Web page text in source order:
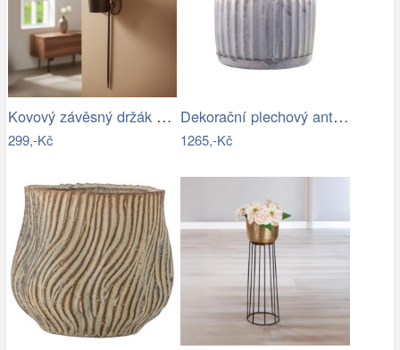
Kovový závěsný držák na květináč
299,-Kč
Dekorační plechový antik obal na…
1265,-Kč